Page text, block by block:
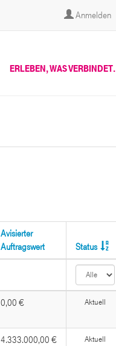
Anmelden
ERLEBEN, WAS VERBINDET.
Avisierter
Auftragswert
Status
0,00 € Aktuell
4.333.000,00 € Aktuell